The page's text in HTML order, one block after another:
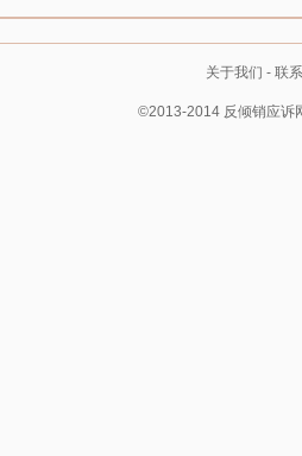
关于我们 - 联
©2013-2014 反倾销应诉